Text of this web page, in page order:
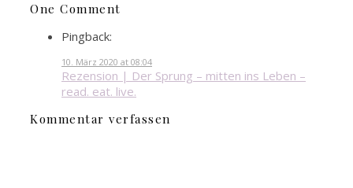
One Comment
Pingback:
10. März 2020 at 08:04
Rezension | Der Sprung – mitten ins Leben –
read. eat. live.
Kommentar verfassen